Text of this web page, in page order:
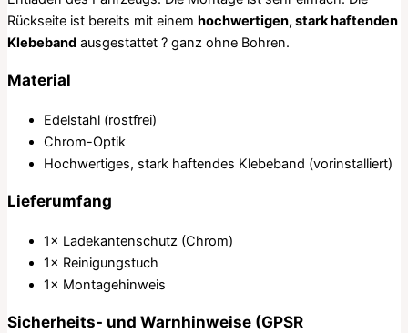
Rückseite ist bereits mit einem hochwertigen, stark haftenden
Klebeband ausgestattet ? ganz ohne Bohren.
Material
Edelstahl (rostfrei)
Chrom-Optik
Hochwertiges, stark haftendes Klebeband (vorinstalliert)
Lieferumfang
1× Ladekantenschutz (Chrom)
1× Reinigungstuch
1× Montagehinweis
Sicherheits- und Warnhinweise (GPSR